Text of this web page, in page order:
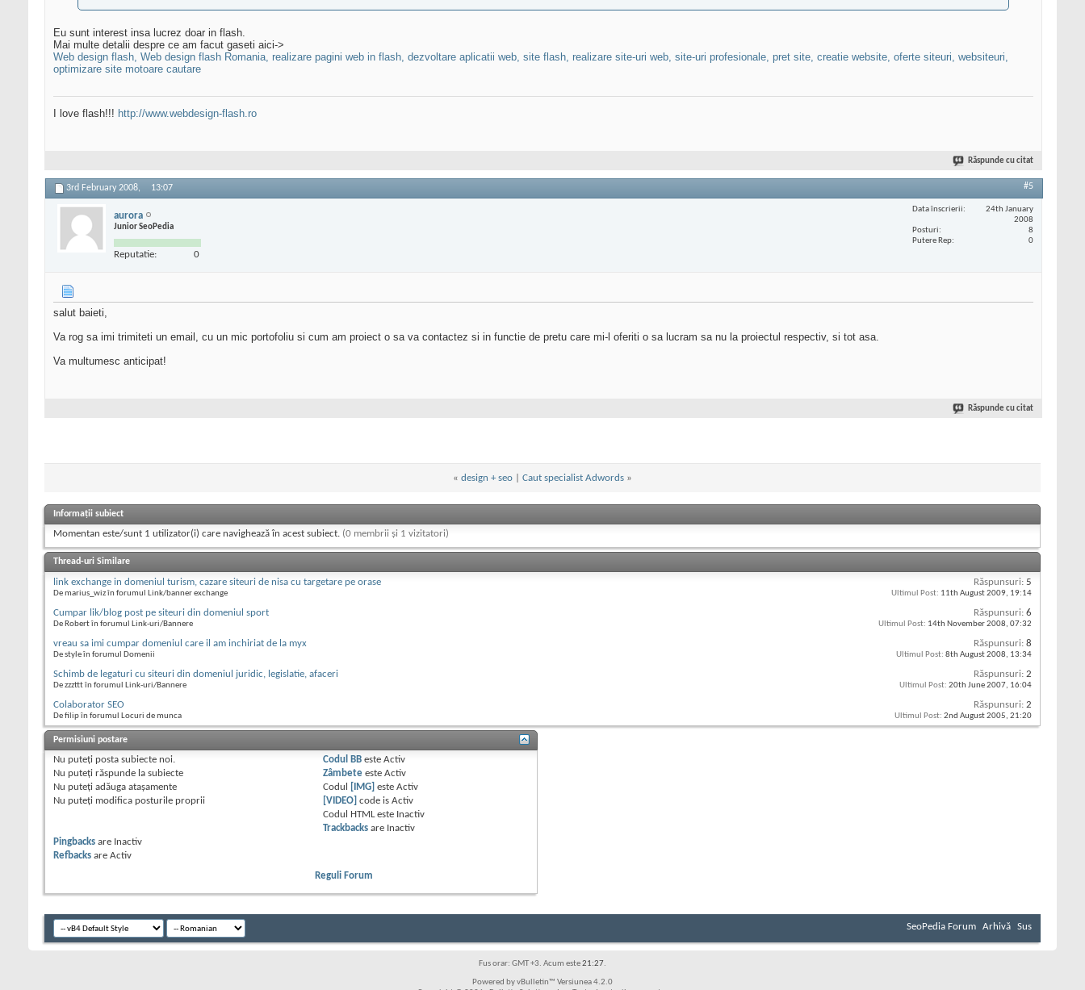
Eu sunt interest insa lucrez doar in flash.
Mai multe detalii despre ce am facut gaseti aici->
Web design flash, Web design flash Romania, realizare pagini web in flash, dezvoltare aplicatii web, site flash, realizare site-uri web, site-uri profesionale, pret site, creatie website, oferte siteuri, websiteuri,
optimizare site motoare cautare
I love flash!!! http://www.webdesign-flash.ro
Răspunde cu citat
3rd February 2008, 13:07 #5
aurora
Junior SeoPedia
Reputatie: 0
Data înscrierii
24th January
2008
Posturi
8
Putere Rep
0
salut baieti,
Va rog sa imi trimiteti un email, cu un mic portofoliu si cum am proiect o sa va contactez si in functie de pretu care mi-l oferiti o sa lucram sa nu la proiectul respectiv, si tot asa.
Va multumesc anticipat!
Răspunde cu citat
« design + seo Caut specialist Adwords »
Informații subiect
Momentan este/sunt 1 utilizator(i) care navighează în acest subiect. (0 membrii și 1 vizitatori)
Thread-uri Similare
link exchange in domeniul turism, cazare siteuri de nisa cu targetare pe orase
De marius_wiz în forumul Link/banner exchange
Răspunsuri: 5
Ultimul Post: 11th August 2009, 19:14
Cumpar lik/blog post pe siteuri din domeniul sport
De Robert în forumul Link-uri/Bannere
Răspunsuri: 6
Ultimul Post: 14th November 2008, 07:32
vreau sa imi cumpar domeniul care il am inchiriat de la myx
De style în forumul Domenii
Răspunsuri: 8
Ultimul Post: 8th August 2008, 13:34
Schimb de legaturi cu siteuri din domeniul juridic, legislatie, afaceri
De zzzttt în forumul Link-uri/Bannere
Răspunsuri: 2
Ultimul Post: 20th June 2007, 16:04
Colaborator SEO
De filip în forumul Locuri de munca
Răspunsuri: 2
Ultimul Post: 2nd August 2005, 21:20
Permisiuni postare
Nu puteţi posta subiecte noi.
Nu puteţi răspunde la subiecte
Nu puteţi adăuga ataşamente
Nu puteţi modifica posturile proprii
Codul BB esteActiv
Zâmbete esteActiv
Codul
[IMG] esteActiv
[VIDEO] code isActiv
Codul HTML este Inactiv
Trackbacks are Inactiv
Pingbacks are Inactiv
Refbacks are Activ
Reguli Forum
SeoPedia Forum Arhivă Sus
Fus orar: GMT +3. Acum este21:27.
Powered by vBulletin™ Versiunea 4.2.0